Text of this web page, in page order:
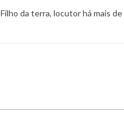
Filho da terra, locutor há mais